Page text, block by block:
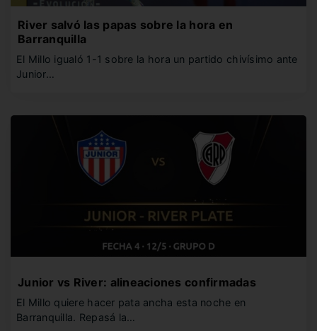
River salvó las papas sobre la hora en
Barranquilla
El Millo igualó 1-1 sobre la hora un partido chivísimo ante
Junior…
Junior vs River: alineaciones confirmadas
El Millo quiere hacer pata ancha esta noche en
Barranquilla. Repasá la…